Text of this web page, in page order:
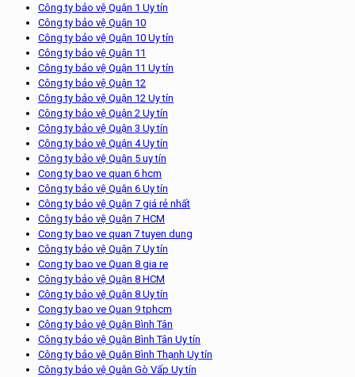
Công ty bảo vệ Quận 1 Uy tín
Công ty bảo vệ Quận 10
Công ty bảo vệ Quận 10 Uy tín
Công ty bảo vệ Quận 11
Công ty bảo vệ Quận 11 Uy tín
Công ty bảo vệ Quận 12
Công ty bảo vệ Quận 12 Uy tín
Công ty bảo vệ Quận 2 Uy tín
Công ty bảo vệ Quận 3 Uy tín
Công ty bảo vệ Quận 4 Uy tín
Công ty bảo vệ Quận 5 uy tín
Cong ty bao ve quan 6 hcm
Công ty bảo vệ Quận 6 Uy tín
Công ty bảo vệ Quận 7 giá rẻ nhất
Công ty bảo vệ Quận 7 HCM
Cong ty bao ve quan 7 tuyen dung
Công ty bảo vệ Quận 7 Uy tín
Cong ty bao ve Quan 8 gia re
Công ty bảo vệ Quận 8 HCM
Công ty bảo vệ Quận 8 Uy tín
Cong ty bao ve Quan 9 tphcm
Công ty bảo vệ Quận Bình Tân
Công ty bảo vệ Quận Bình Tân Uy tín
Công ty bảo vệ Quận Bình Thạnh Uy tín
Công ty bảo vệ Quận Gò Vấp Uy tín